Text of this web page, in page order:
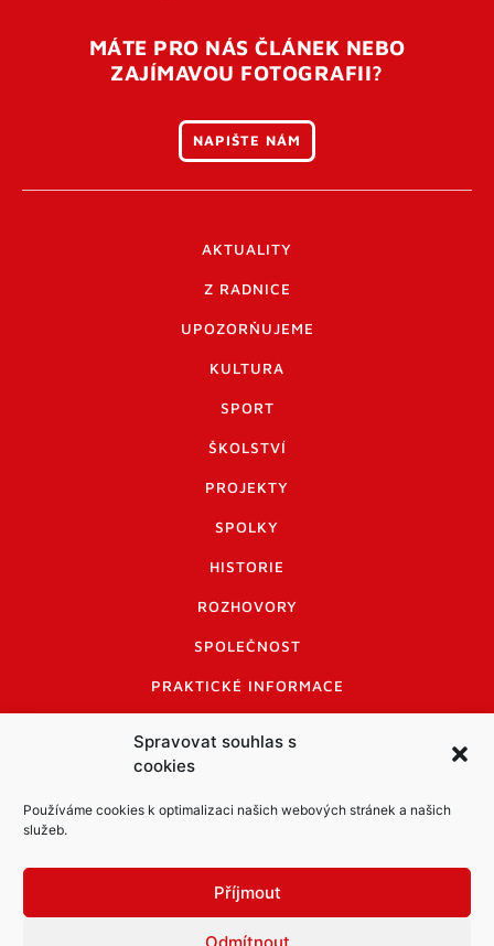
Spravovat souhlas s
cookies
Používáme cookies k optimalizaci našich webových stránek a našich
služeb.
Příjmout
Odmítnout
MÁTE PRO NÁS ČLÁNEK NEBO
ZAJÍMAVOU FOTOGRAFII?
NAPIŠTE NÁM
AKTUALITY
Z RADNICE
UPOZORŇUJEME
KULTURA
SPORT
ŠKOLSTVÍ
PROJEKTY
SPOLKY
HISTORIE
ROZHOVORY
SPOLEČNOST
PRAKTICKÉ INFORMACE
INFORMACE A KODEX DISKUTUJÍCÍCH
LOGO A LOGO MANUÁL